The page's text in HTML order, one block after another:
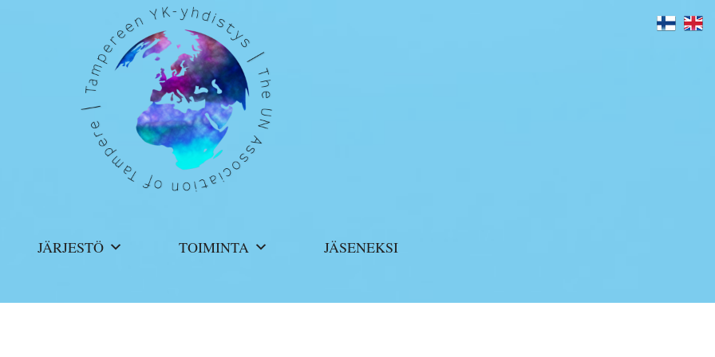
JÄRJESTÖ TOIMINTA JÄSENEKSI